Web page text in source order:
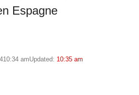
Espagne
10:34 amUpdated: 10:35 am